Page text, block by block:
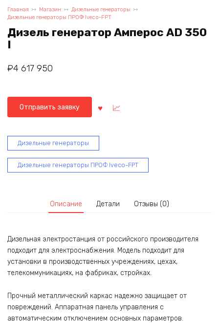
Главная Магазин
Дизельные генераторы
Дизельные генераторы ПРОФ Iveco-FPT
Дизель генератор Амперос AD 350
I
₽4 617 950
Отправить заявку
Дизельные генераторы
Дизельные генераторы ПРОФ Iveco-FPT
Описание Детали Отзывы (0)
Дизельная электростанция от российского производителя
подходит для электроснабжения. Модель подходит для
установки в производственных учреждениях, цехах,
телекоммуникациях, на фабриках, стройках.
Прочный металлический каркас надежно защищает от
повреждений. Аппаратная панель управления с
автоматическим отключением основных параметров.